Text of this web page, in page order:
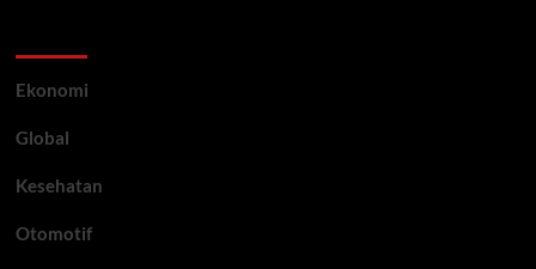
Ekonomi
Global
Kesehatan
Otomotif